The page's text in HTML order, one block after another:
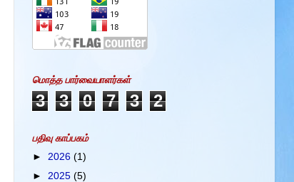
மொத்த பார்வையாளர்கள்
3 3 0 7 3 2
பதிவு காப்பகம்
► 2026 (1)
► 2025 (5)